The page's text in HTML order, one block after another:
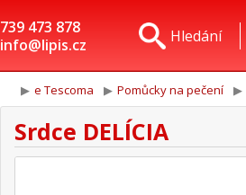
739 473 878
info@lipis.cz
Hledání
e Tescoma Pomůcky na pečení
Srdce DELÍCIA